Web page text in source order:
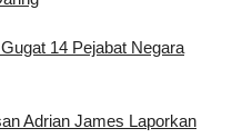
14 Pejabat Negara
Adrian James Laporkan